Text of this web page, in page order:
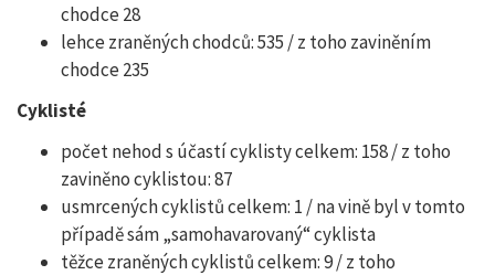
chodce 28
lehce zraněných chodců: 535 / z toho zaviněním
chodce 235
Cyklisté
počet nehod s účastí cyklisty celkem: 158 / z toho
zaviněno cyklistou: 87
usmrcených cyklistů celkem: 1 / na vině byl v tomto
případě sám „samohavarovaný“ cyklista
těžce zraněných cyklistů celkem: 9 / z toho